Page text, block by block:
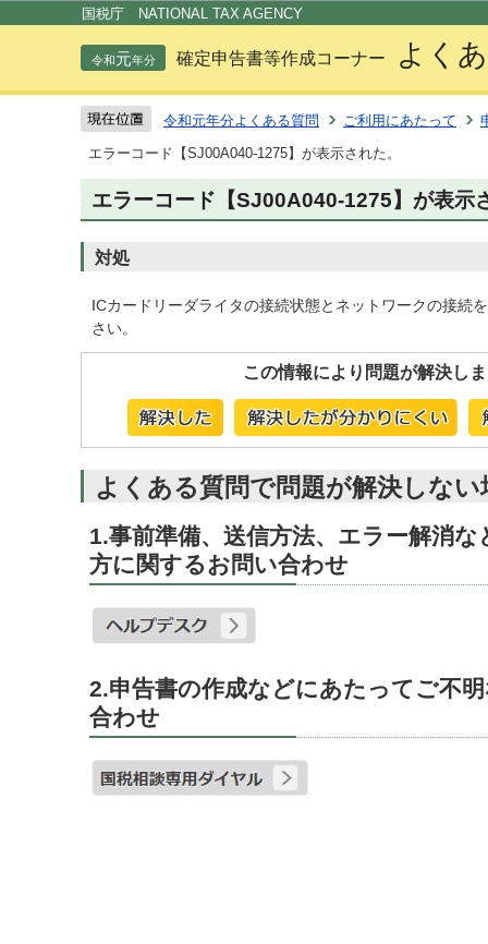
国税庁 NATIONAL TAX AGENCY
令和元年分 確定申告書等作成コーナー よく
令和元年分よくある質問 ご利用にあたって
エラーコード【SJ00A040-1275】が表示された。
エラーコード【SJ00A040-1275】が表示
対処
ICカードリーダライタの接続状態とネットワークの接続
さい。
この情報により問題が解決し
よくある質問で問題が解決しな
1.事前準備、送信方法、エラー解消
方に関するお問い合わせ
2.申告書の作成などにあたってご不
合わせ